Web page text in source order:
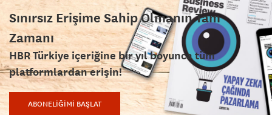
Sınırsız Erişime Sahip Olmanın Tam
Zamanı
HBR Türkiye içeriğine bir yıl boyunca tüm
platformlardan erişin!
ABONELİĞİMİ BAŞLAT